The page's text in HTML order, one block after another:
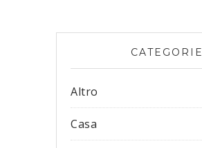
CATEGORIE
Altro
Casa